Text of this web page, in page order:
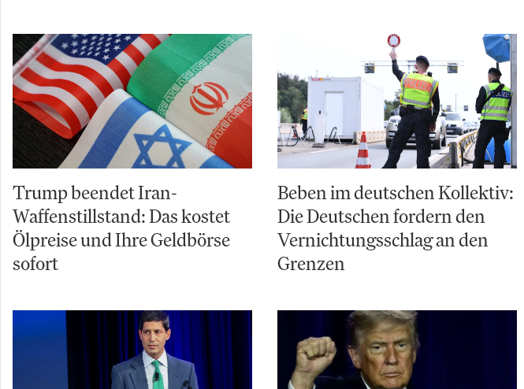
Trump beendet Iran-
Waffenstillstand: Das kostet
Ölpreise und Ihre Geldbörse
sofort
Beben im deutschen Kollektiv:
Die Deutschen fordern den
Vernichtungsschlag an den
Grenzen